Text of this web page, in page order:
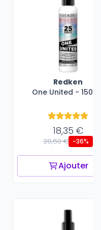
Redken
One United - 150
18,35 €
28,60 € -36%
Ajouter